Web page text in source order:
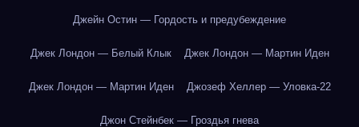
Джейн Остин — Гордость и предубеждение
Джек Лондон — Белый Клык Джек Лондон — Мартин Иден
Джек Лондон — Мартин Иден Джозеф Хеллер — Уловка-22
Джон Стейнбек — Гроздья гнева